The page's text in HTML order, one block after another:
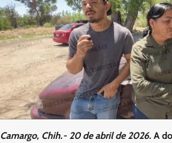
Camargo, Chih.- 20 de abril de 2026. A